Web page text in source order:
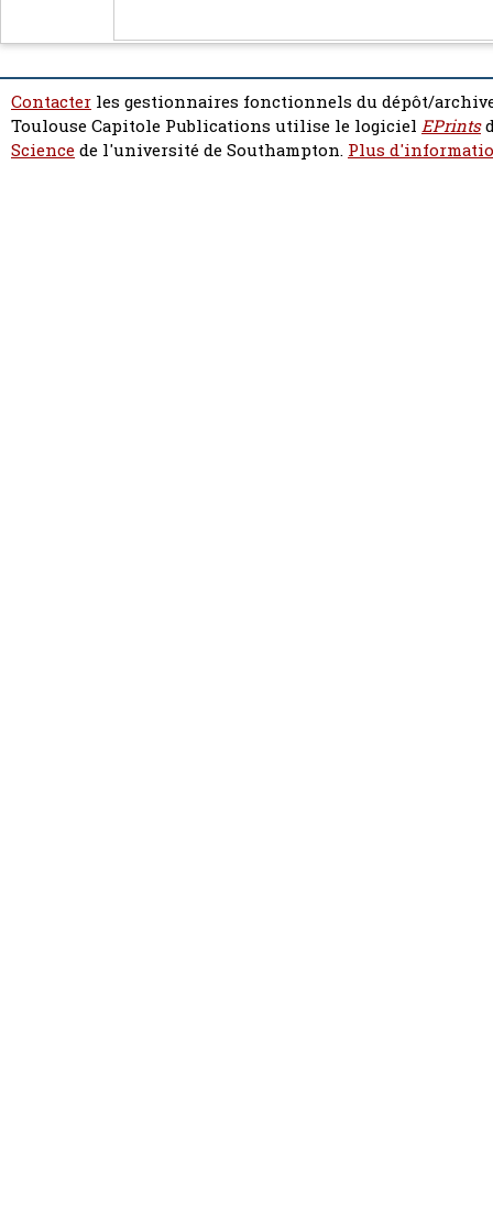
Contacter les gestionnaires fonctionnels du dépôt/
Toulouse Capitole Publications utilise le logiciel EPrints
Sciencede l'université de Southampton. Plus